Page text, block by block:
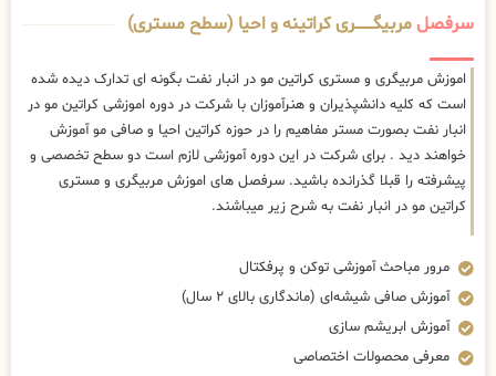
سرفصلمربیگــــــــری کراتینه و احیا (سطح مستری)
اموزش مربیگری و مستری کراتین مو در انبار نفت بگونه ای تدارک دیده شده
است که کلیه دانشپذیران و هنرآموزان با شرکت در دوره اموزشی کراتین مو در
انبار نفت بصورت مستر مفاهیم را در حوزه کراتین احیا و صافی مو آموزش
خواهند دید . برای شرکت در این دوره آموزشی لازم است دو سطح تخصصی و
پیشرفته را قبلا گذرانده باشید. سرفصل های اموزش مربیگری و مستری
کراتین مو در انبار نفت به شرح زیر میباشند.
مرور مباحث آموزشی توکن و پرفکتال
آموزش صافی شیشه‌ای (ماندگاری بالای ۲ سال)
آموزش ابریشم سازی
معرفی محصولات اختصاصی